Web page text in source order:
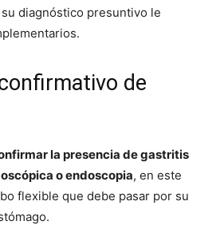
diagnóstico presuntivo le
de
la presencia de gastritis
o endoscopia, en este
flexible que debe pasar por su